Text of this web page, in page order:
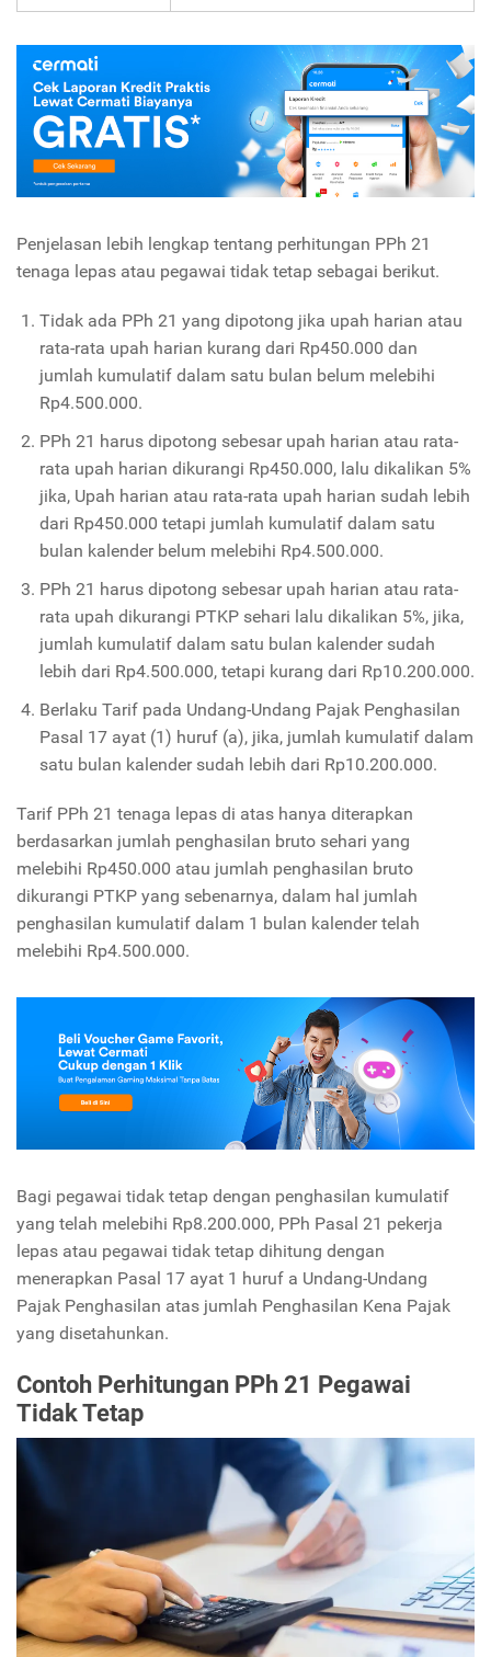
Penjelasan lebih lengkap tentang perhitungan PPh 21
tenaga lepas atau pegawai tidak tetap sebagai berikut.
Tidak ada PPh 21 yang dipotong jika upah harian atau
rata-rata upah harian kurang dari Rp450.000 dan
jumlah kumulatif dalam satu bulan belum melebihi
Rp4.500.000.
PPh 21 harus dipotong sebesar upah harian atau rata-
rata upah harian dikurangi Rp450.000, lalu dikalikan 5%
jika, Upah harian atau rata-rata upah harian sudah lebih
dari Rp450.000 tetapi jumlah kumulatif dalam satu
bulan kalender belum melebihi Rp4.500.000.
PPh 21 harus dipotong sebesar upah harian atau rata-
rata upah dikurangi PTKP sehari lalu dikalikan 5%, jika,
jumlah kumulatif dalam satu bulan kalender sudah
lebih dari Rp4.500.000, tetapi kurang dari Rp10.200.000.
Berlaku Tarif pada Undang-Undang Pajak Penghasilan
Pasal 17 ayat (1) huruf (a), jika, jumlah kumulatif dalam
satu bulan kalender sudah lebih dari Rp10.200.000.
Tarif PPh 21 tenaga lepas di atas hanya diterapkan
berdasarkan jumlah penghasilan bruto sehari yang
melebihi Rp450.000 atau jumlah penghasilan bruto
dikurangi PTKP yang sebenarnya, dalam hal jumlah
penghasilan kumulatif dalam 1 bulan kalender telah
melebihi Rp4.500.000.
Bagi pegawai tidak tetap dengan penghasilan kumulatif
yang telah melebihi Rp8.200.000, PPh Pasal 21 pekerja
lepas atau pegawai tidak tetap dihitung dengan
menerapkan Pasal 17 ayat 1 huruf a Undang-Undang
Pajak Penghasilan atas jumlah Penghasilan Kena Pajak
yang disetahunkan.
Contoh Perhitungan PPh 21 Pegawai
Tidak Tetap